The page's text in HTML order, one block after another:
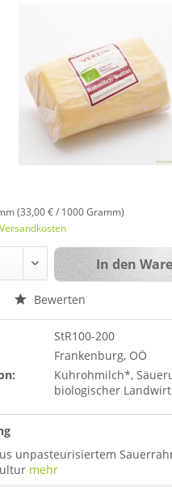
(33,00 € / 1000 Gramm)
In den
Bewerten
StR100-200
Frankenburg, OÖ
Kuhrohmilch*,
biologischer
unpasteurisiertem
mehr